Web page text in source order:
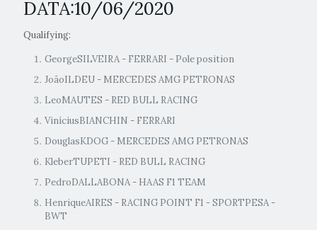
DATA:10/06/2020
Qualifying:
GeorgeSILVEIRA - FERRARI - Pole position
JoãoILDEU - MERCEDES AMG PETRONAS
LeoMAUTES - RED BULL RACING
ViníciusBIANCHIN - FERRARI
DouglasKDOG - MERCEDES AMG PETRONAS
KleberTUPETI - RED BULL RACING
PedroDALLABONA - HAAS F1 TEAM
HenriqueAIRES - RACING POINT F1 - SPORTPESA -
BWT